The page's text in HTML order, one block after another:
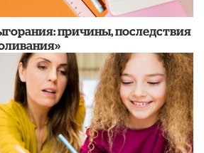
причины, последствия